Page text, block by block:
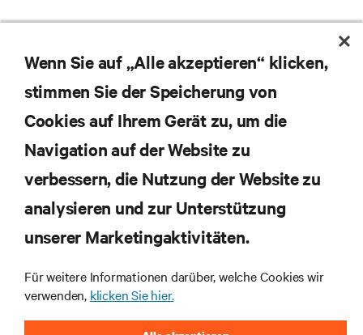
die neuesten Technologietrends
Erhalten Sie regelmäßig Updates zu den wichtigsten
Themen der Branche, mit aktuellen Diskussionen
Wenn Sie auf „Alle akzeptieren“ klicken,
stimmen Sie der Speicherung von
Cookies auf Ihrem Gerät zu, um die
Navigation auf der Website zu
verbessern, die Nutzung der Website zu
analysieren und zur Unterstützung
unserer Marketingaktivitäten.
Für weitere Informationen darüber, welche Cookies wir
verwenden, klicken Sie hier.